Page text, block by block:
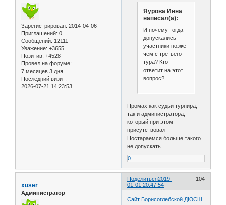
Зарегистрирован: 2014-04-06
Приглашений: 0
Сообщений: 12111
Уважение: +3655
Позитив: +4528
Провел на форуме:
7 месяцев 3 дня
Последний визит:
2026-07-21 14:23:53
Яурова Инна
написал(а):
И почему тогда
допускались
участники позже
чем с третьего
тура? Кто
ответит на этот
вопрос?
Промах как судьи турнира,
так и администратора,
который при этом
присутствовал
Постараемся больше такого
не допускать
0
Поделиться 104
2019-
01-01 20:47:54
xuser
Администратор
Сайт Борисоглебской ДЮСШ